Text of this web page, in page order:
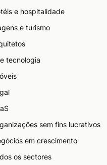
e hospitalidade
e turismo
tecnologia
sem fins lucrativos
em crescimento
os sectores